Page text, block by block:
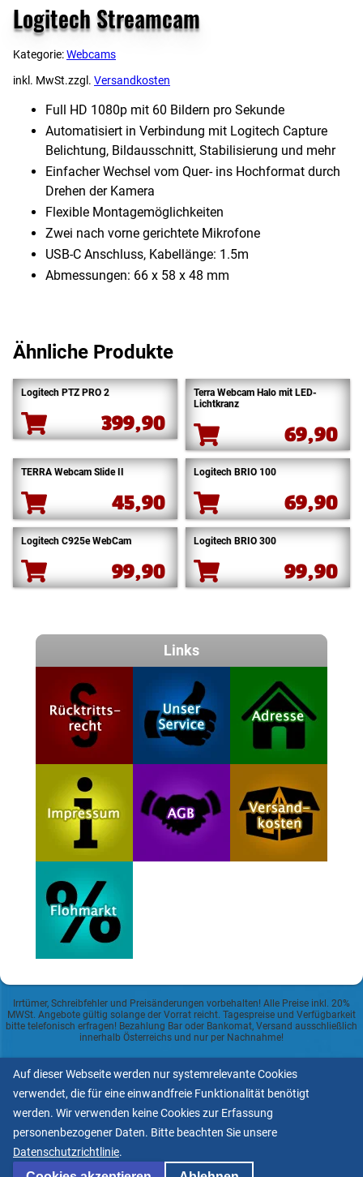
Logitech Streamcam
Kategorie:Webcams
inkl. MwSt.zzgl. Versandkosten
Full HD 1080p mit 60 Bildern pro Sekunde
Automatisiert in Verbindung mit Logitech Capture
Belichtung, Bildausschnitt, Stabilisierung und mehr
Einfacher Wechsel vom Quer- ins Hochformat durch
Drehen der Kamera
Flexible Montagemöglichkeiten
Zwei nach vorne gerichtete Mikrofone
USB-C Anschluss, Kabellänge: 1.5m
Abmessungen: 66 x 58 x 48 mm
Ähnliche Produkte
Logitech PTZ PRO 2
399,90
Terra Webcam Halo mit LED-
Lichtkranz
69,90
TERRA Webcam Slide II
45,90
Logitech BRIO 100
69,90
Logitech C925e WebCam
99,90
Logitech BRIO 300
99,90
Links
Irrtümer, Schreibfehler und Preisänderungen vorbehalten! Alle Preise inkl. 20%
MWSt. Angebote gültig solange der Vorrat reicht. Tagespreise und Verfügbarkeit
bitte telefonisch erfragen! Bezahlung Bar oder Bankomat, Versand ausschließlich
innerhalb Österreichs und nur per Nachnahme!
Datenschutzerklärung
Allgemeine Geschäftsbedingungen
Informationspflicht lt.
ECG und Mediengesetz
Auf dieser Webseite werden nur systemrelevante Cookies
verwendet, die für eine einwandfreie Funktionalität benötigt
werden. Wir verwenden keine Cookies zur Erfassung
personenbezogener Daten. Bitte beachten Sie unsere
Datenschutzrichtlinie.